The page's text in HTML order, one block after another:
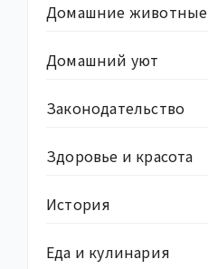
Домашние животные
Домашний уют
Законодательство
Здоровье и красота
История
Еда и кулинария